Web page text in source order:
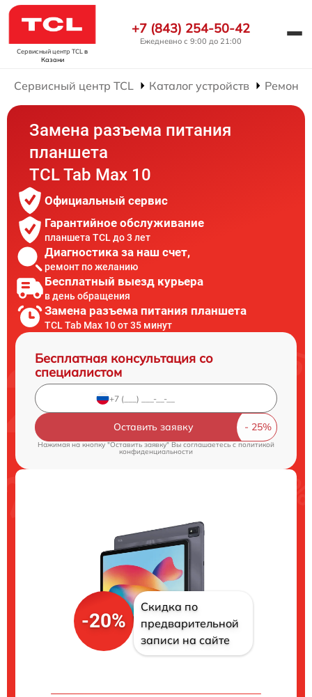
Сервисный центр TCL в
Казани
+7 (843) 254-50-42
Ежедневно с 9:00 до 21:00
Сервисный центр TCL Каталог устройств Ремонт
Замена разъема питания
планшета
TCL Tab Max 10
Официальный сервис
Гарантийное обслуживание
планшета TCL до 3 лет
Диагностика за наш счет,
ремонт по желанию
Бесплатный выезд курьера
в день обращения
Замена разъема питания планшета
TCL Tab Max 10 от 35 минут
Бесплатная консультация со
специалистом
Оставить заявку
Нажимая на кнопку "Оставить заявку" Вы соглашаетесь cполитикой
конфиденциальности
-20%
Скидка по
предварительной
записи на сайте